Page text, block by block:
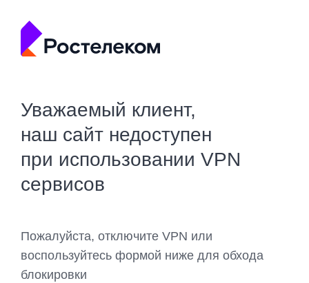
Уважаемый клиент,
наш сайт недоступен
при использовании VPN
сервисов
Пожалуйста, отключите VPN или
воспользуйтесь формой ниже для обхода
блокировки